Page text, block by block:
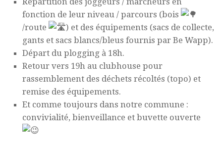
fonction de leur niveau / parcours (bois
/route
) et des équipements (sacs de collecte,
gants et sacs blancs/bleus fournis par Be Wapp).
Départ du plogging à 18h.
Retour vers 19h au clubhouse pour
rassemblement des déchets récoltés (topo) et
remise des équipements.
Et comme toujours dans notre commune :
convivialité, bienveillance et buvette ouverte